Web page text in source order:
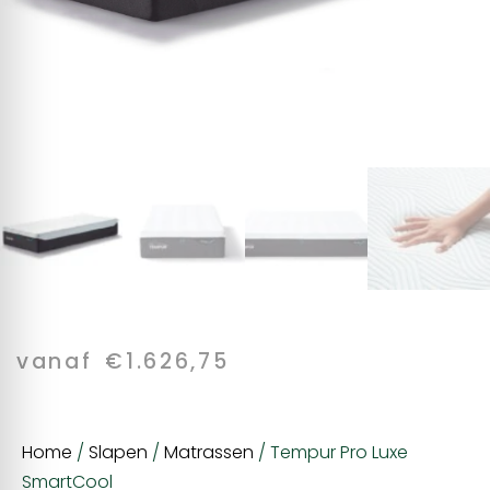
vanaf €1.626,75
Home / Slapen / Matrassen / Tempur Pro Luxe
SmartCool